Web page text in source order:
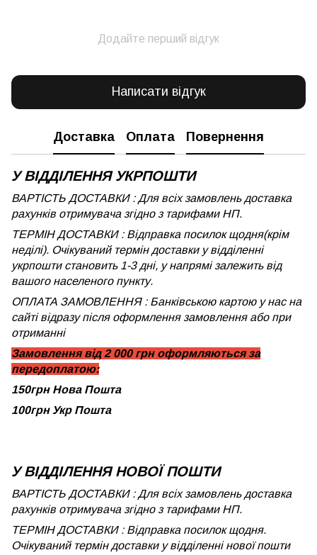
Додайте перший відгук
Написати відгук
Доставка Оплата Повернення
У ВІДДІЛЕННЯ УКРПОШТИ
ВАРТІСТЬ ДОСТАВКИ : Для всіх замовлень доставка
рахунків отримувача згідно з тарифами НП.
ТЕРМІН ДОСТАВКИ : Відправка посилок щодня(крім
неділі). Очікуваний термін доставки у відділенні
укрпошти становить 1-3 дні, у напрямі залежить від
вашого населеного пункту.
ОПЛАТА ЗАМОВЛЕННЯ : Банківською картою у нас на
сайті відразу після оформлення замовлення або при
отриманні
Замовлення від 2 000 грн оформляються за
передоплатою:
150грн Нова Пошта
100грн Укр Пошта
У ВІДДІЛЕННЯ НОВОЇ ПОШТИ
ВАРТІСТЬ ДОСТАВКИ : Для всіх замовлень доставка
рахунків отримувача згідно з тарифами НП.
ТЕРМІН ДОСТАВКИ : Відправка посилок щодня.
Очікуваний термін доставки у відділенні нової пошти